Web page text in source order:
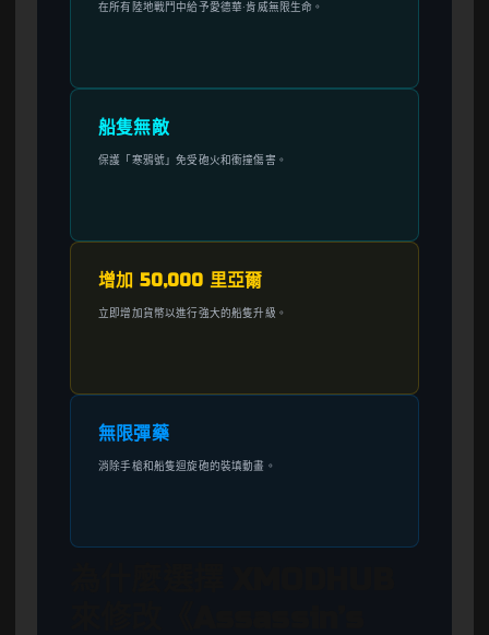
在所有陸地戰鬥中給予愛德華·肯威無限生命。
船隻無敵
保護「寒鴉號」免受砲火和衝撞傷害。
增加 50,000 里亞爾
立即增加貨幣以進行強大的船隻升級。
無限彈藥
消除手槍和船隻迴旋砲的裝填動畫。